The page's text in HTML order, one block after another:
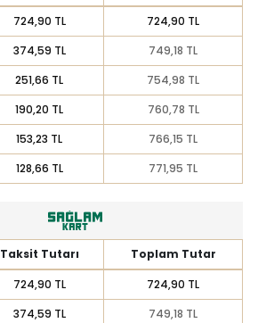
724,90 TL
724,90 TL
374,59 TL
749,18 TL
251,66 TL
754,98 TL
190,20 TL
760,78 TL
153,23 TL
766,15 TL
128,66 TL 771,95 TL
Taksit Tutarı
Toplam Tutar
724,90 TL
724,90 TL
374,59 TL
749,18 TL